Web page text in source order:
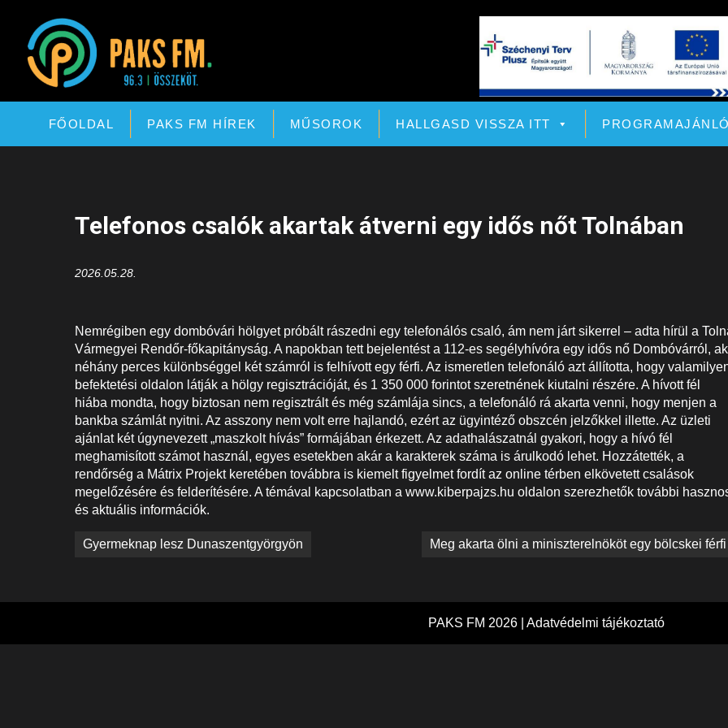
Paks FM
FŐOLDAL PAKS FM HÍREK MŰSOROK HALLGASD VISSZA ITT
Telefonos csalók akartak átverni egy idős nőt Tolnában
2026.05.28.
Nemrégiben egy dombóvári hölgyet próbált rászedni egy telefonálós csaló, ám nem járt sikerrel – adta hírül a
Vármegyei Rendőr-főkapitányság. A napokban tett bejelentést a 112-es segélyhívóra egy idős nő Dombóvárról,
néhány perces különbséggel két számról is felhívott egy férfi. Az ismeretlen telefonáló azt állította, hogy
befektetési oldalon látják a hölgy regisztrációját, és 1 350 000 forintot szeretnének kiutalni részére. A hívott fél
hiába mondta, hogy biztosan nem regisztrált és még számlája sincs, a telefonáló rá akarta venni, hogy menjen a
bankba számlát nyitni. Az asszony nem volt erre hajlandó, ezért az ügyintéző obszcén jelzőkkel illette. Az üzleti
ajánlat két úgynevezett „maszkolt hívás” formájában érkezett. Az adathalászatnál gyakori, hogy a hívó fél
meghamisított számot használ, egyes esetekben akár a karakterek száma is árulkodó lehet. Hozzátették, a
rendőrség a Mátrix Projekt keretében továbbra is kiemelt figyelmet fordít az online térben elkövetett csalások
megelőzésére és felderítésére. A témával kapcsolatban a www.kiberpajzs.hu oldalon szerezhetők további
és aktuális információk.
Bejegyzés
Gyermeknap lesz Dunaszentgyörgyön Meg akarta ölni a miniszterelnököt egy bölcskei férfi
PAKS FM 2026 | Adatvédelmi tájékoztató